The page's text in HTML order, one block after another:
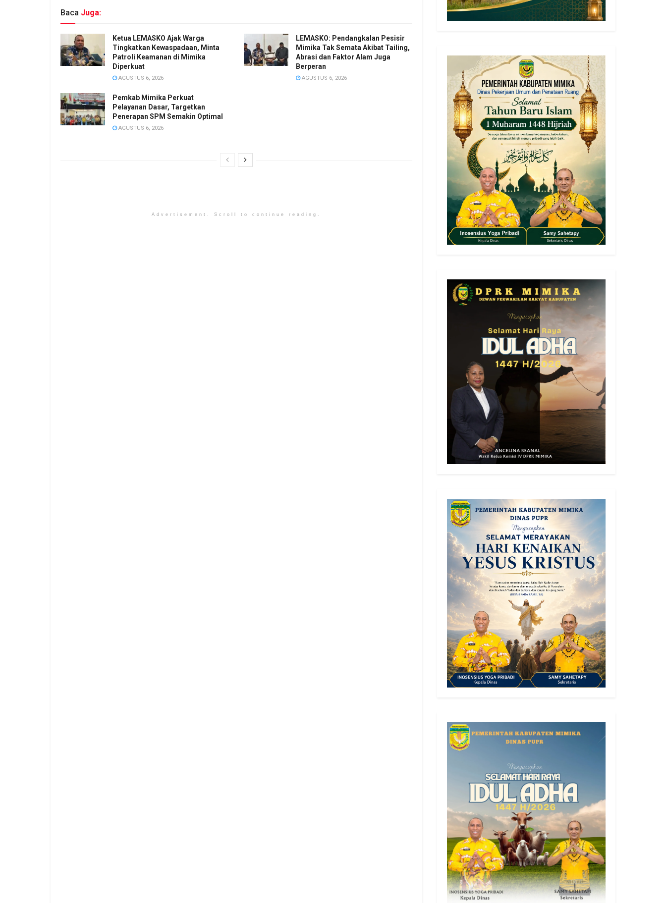
Baca Juga:
Ketua LEMASKO Ajak Warga
Tingkatkan Kewaspadaan, Minta
Patroli Keamanan di Mimika
Diperkuat
AGUSTUS 6, 2026
LEMASKO: Pendangkalan Pesisir
Mimika Tak Semata Akibat Tailing,
Abrasi dan Faktor Alam Juga
Berperan
AGUSTUS 6, 2026
Pemkab Mimika Perkuat
Pelayanan Dasar, Targetkan
Penerapan SPM Semakin Optimal
AGUSTUS 6, 2026
Advertisement. Scroll to continue reading.